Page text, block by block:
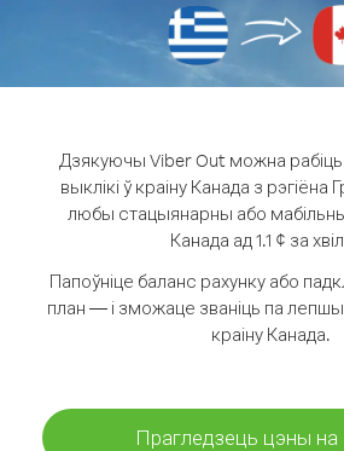
Дзякуючы Viber Out можна
выклікі ў краіну Канада з рэгіёна
любы стацыянарны або
Канада ад 1.1 ¢ за
Папоўніце баланс рахунку або
план — і зможаце званіць па лепшых
краіну Канада.
Прагледзець цэны на